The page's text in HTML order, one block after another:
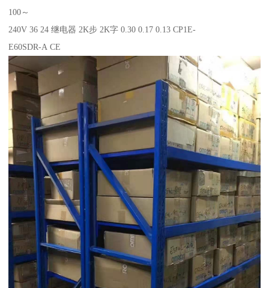
100～
240V 36 24 继电器 2K步 2K字 0.30 0.17 0.13 CP1E-
E60SDR-A CE